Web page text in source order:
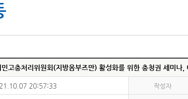
민고충처리위원회(지방옴부즈만) 활성화를 위한 충청권 세미나,
20:57:33 작성자